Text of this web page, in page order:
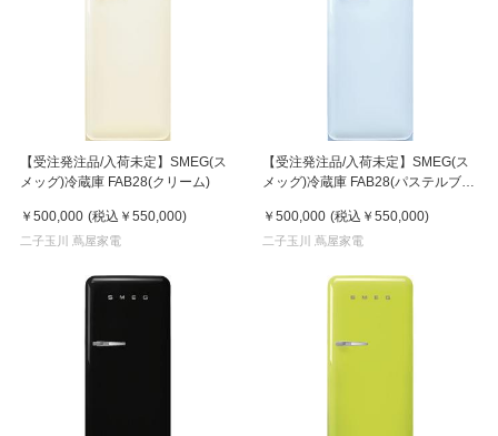
【受注発注品/入荷未定】SMEG(ス
メッグ)冷蔵庫 FAB28(クリーム)
￥500,000 (税込 ￥550,000)
二子玉川 蔦屋家電
【受注発注品/入荷未定】SMEG(ス
メッグ)冷蔵庫 FAB28(パステルブル
￥500,000 (税込 ￥550,000)
二子玉川 蔦屋家電